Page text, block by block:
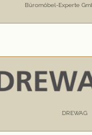
Büromöbel-Experte
DREWAG